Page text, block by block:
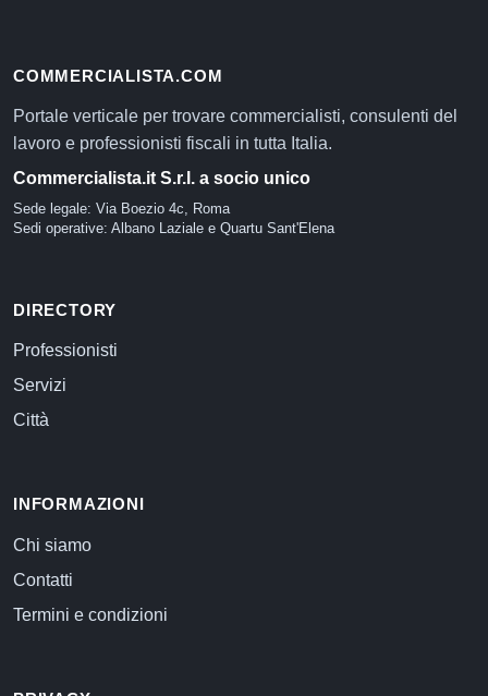
COMMERCIALISTA.COM
Portale verticale per trovare commercialisti, consulenti del
lavoro e professionisti fiscali in tutta Italia.
Commercialista.it S.r.l. a socio unico
Sede legale: Via Boezio 4c, Roma
Sedi operative: Albano Laziale e Quartu Sant'Elena
DIRECTORY
Professionisti
Servizi
Città
INFORMAZIONI
Chi siamo
Contatti
Termini e condizioni